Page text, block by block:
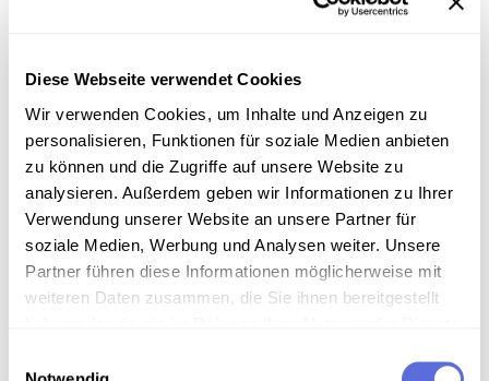
Diese Webseite verwendet Cookies
Wir verwenden Cookies, um Inhalte und Anzeigen zu
personalisieren, Funktionen für soziale Medien anbieten
zu können und die Zugriffe auf unsere Website zu
analysieren. Außerdem geben wir Informationen zu Ihrer
Verwendung unserer Website an unsere Partner für
soziale Medien, Werbung und Analysen weiter. Unsere
Partner führen diese Informationen möglicherweise mit
weiteren Daten zusammen, die Sie ihnen bereitgestellt
00236_01_b04_k01, e07-
Medienart avi-Videodatei
Information
Inhalt
Die Wohnung musste verlassen werden, aber die